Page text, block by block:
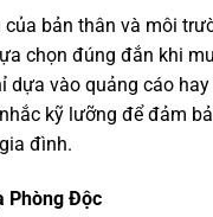
của bản thân và môi
chọn đúng đắn khi
dựa vào quảng cáo
kỹ lưỡng để đảm
đình.
Phòng Độc